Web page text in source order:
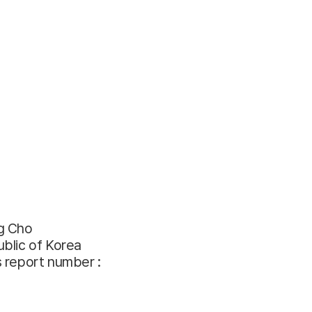
Cho
of Korea
report number :